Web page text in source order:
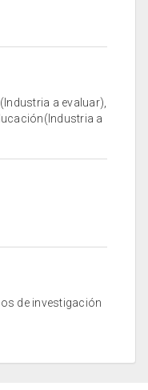
a evaluar),
a
de investigación